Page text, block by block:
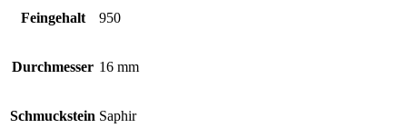
Feingehalt 950
Durchmesser 16 mm
Schmuckstein Saphir